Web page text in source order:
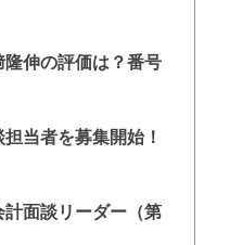
伸の評価は？番号
当者を募集開始！
面談リーダー（第